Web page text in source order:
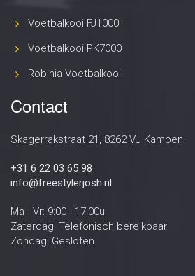
Voetbalkooi FJ1000
Voetbalkooi PK7000
Robinia Voetbalkooi
Contact
Skagerrakstraat 21, 8262 VJ Kampen
+31 6 22 03 65 98
info@freestylerjosh.nl
Ma - Vr: 9:00 - 17:00u
Zaterdag: Telefonisch bereikbaar
Zondag: Gesloten